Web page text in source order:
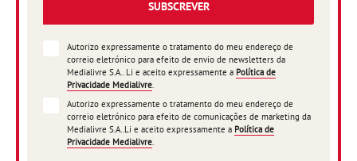
SUBSCREVER
Autorizo expressamente o tratamento do meu endereço de
correio eletrónico para efeito de envio de newsletters da
Medialivre S.A.. Li e aceito expressamente a Política de
Privacidade Medialivre.
Autorizo expressamente o tratamento do meu endereço de
correio eletrónico para efeito de comunicações de marketing da
Medialivre S.A..Li e aceito expressamente a Política de
Privacidade Medialivre.